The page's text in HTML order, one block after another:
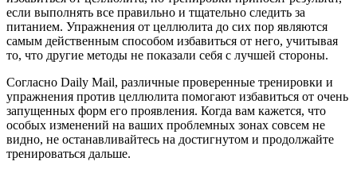
если выполнять все правильно и тщательно следить за
питанием. Упражнения от целлюлита до сих пор являются
самым действенным способом избавиться от него, учитывая
то, что другие методы не показали себя с лучшей стороны.
Согласно Daily Mail, различные проверенные тренировки и
упражнения против целлюлита помогают избавиться от очень
запущенных форм его проявления. Когда вам кажется, что
особых изменений на ваших проблемных зонах совсем не
видно, не останавливайтесь на достигнутом и продолжайте
тренироваться дальше.